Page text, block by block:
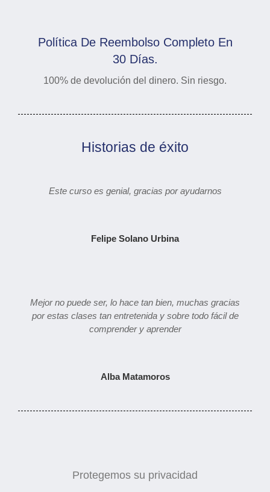
Política De Reembolso Completo En
30 Días.
100% de devolución del dinero. Sin riesgo.
Historias de éxito
Este curso es genial, gracias por ayudarnos
Felipe Solano Urbina
Mejor no puede ser, lo hace tan bien, muchas gracias
por estas clases tan entretenida y sobre todo fácil de
comprender y aprender
Alba Matamoros
Protegemos su privacidad